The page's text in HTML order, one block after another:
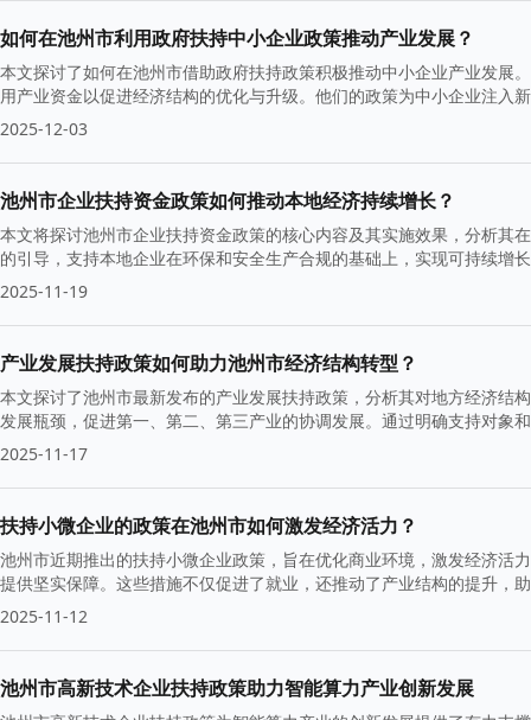
如何在池州市利用政府扶持中小企业政策推动产业发展？
本文探讨了如何在池州市借助政府扶持政策积极推动中小企业产业发展
用产业资金以促进经济结构的优化与升级。他们的政策为中小企业注入
2025-12-03
池州市企业扶持资金政策如何推动本地经济持续增长？
本文将探讨池州市企业扶持资金政策的核心内容及其实施效果，分析其
的引导，支持本地企业在环保和安全生产合规的基础上，实现可持续增
2025-11-19
产业发展扶持政策如何助力池州市经济结构转型？
本文探讨了池州市最新发布的产业发展扶持政策，分析其对地方经济结
发展瓶颈，促进第一、第二、第三产业的协调发展。通过明确支持对
2025-11-17
扶持小微企业的政策在池州市如何激发经济活力？
池州市近期推出的扶持小微企业政策，旨在优化商业环境，激发经济活
提供坚实保障。这些措施不仅促进了就业，还推动了产业结构的提升，
2025-11-12
池州市高新技术企业扶持政策助力智能算力产业创新发展